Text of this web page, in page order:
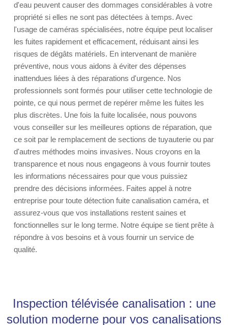
d'eau peuvent causer des dommages considérables à votre
propriété si elles ne sont pas détectées à temps. Avec
l'usage de caméras spécialisées, notre équipe peut localiser
les fuites rapidement et efficacement, réduisant ainsi les
risques de dégâts matériels. En intervenant de manière
préventive, nous vous aidons à éviter des dépenses
inattendues liées à des réparations d'urgence. Nos
professionnels sont formés pour utiliser cette technologie de
pointe, ce qui nous permet de repérer même les fuites les
plus discrètes. Une fois la fuite localisée, nous pouvons
vous conseiller sur les meilleures options de réparation, que
ce soit par le remplacement de sections de tuyauterie ou par
d'autres méthodes moins invasives. Nous croyons en la
transparence et nous nous engageons à vous fournir toutes
les informations nécessaires pour que vous puissiez
prendre des décisions informées. Faites appel à notre
entreprise pour toute détection fuite canalisation caméra, et
assurez-vous que vos installations restent saines et
fonctionnelles sur le long terme. Notre équipe se tient prête à
répondre à vos besoins et à vous fournir un service de
qualité.
Inspection télévisée canalisation : une
solution moderne pour vos canalisations